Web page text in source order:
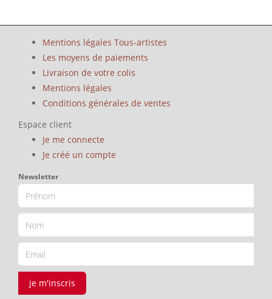
Mentions légales Tous-artistes
Les moyens de paiements
Livraison de votre colis
Mentions légales
Conditions générales de ventes
Espace client
Je me connecte
Je créé un compte
Newsletter
je m'inscris